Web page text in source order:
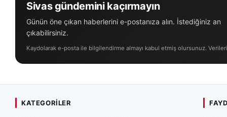
Abdullah Güler,
kompleksinin
Valiliğiüzerinden
Gerçekleştirilen
Sivas gündemini kaçırmayın
Günün öne çıkan haberlerini e-postanıza alın. İstediğiniz an
çıkabilirsiniz.
Kaydolarak e-posta ile bilgilendirme almayı kabul etmiş olursunuz.
KATEGORILER